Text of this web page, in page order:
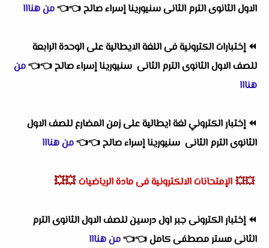
الاول الثانوى الترم الثانى سنيورينا إسراء صالح👈
👈من هنااا
⏪إختبارات الكترونية فى اللغة الايطالية على الوحدة الرابعة
للصف الاول الثانوى الترم الثانى سنيورينا إسراء صالح👈
👈من
هنااا
⏪إختبار الكتروني لغة ايطالية على زمن المضارع للصف الاول
الثانوى الترم الثانى سنيورينا إسراء صالح👈
👈من هنااا
💥💥 الإمتحانات الالكترونية فى مادة الرياضيات 💥💥
⏪إختبار الكترونى جبر اول درسين للصف الاول الثانوى الترم
الثانى مستر مصطفى كامل👈
👈من هنااا